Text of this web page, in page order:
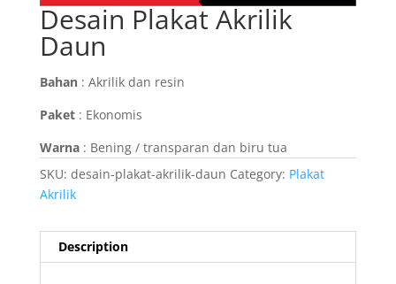
Desain Plakat Akrilik
Daun
Bahan: Akrilik dan resin
Paket: Ekonomis
Warna: Bening / transparan dan biru tua
SKU: desain-plakat-akrilik-daun Category: Plakat
Akrilik
Description